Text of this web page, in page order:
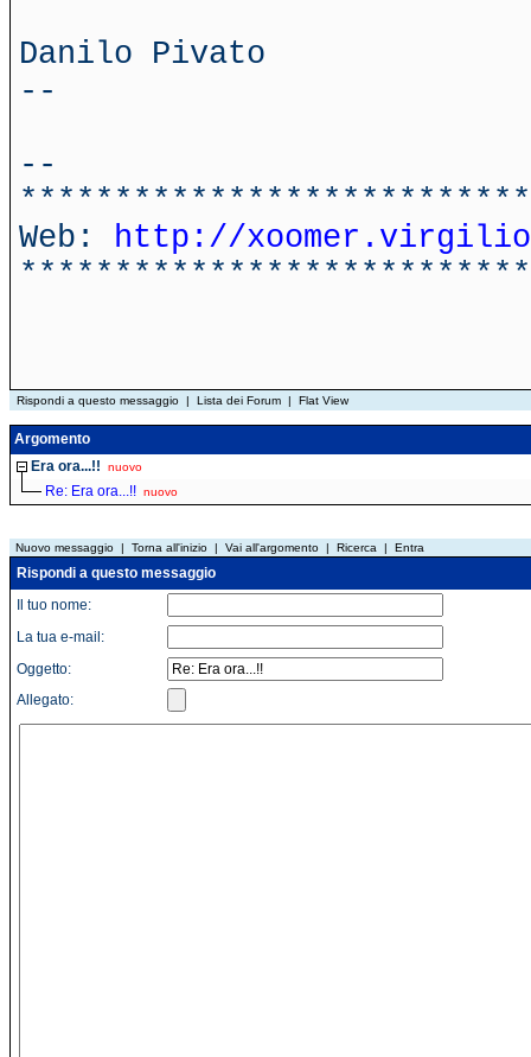
Danilo Pivato
--
--
Web: http://
Rispondi a questo messaggio | Lista dei Forum | Flat View
Argomento
Era ora...!!
nuovo
Re: Era ora...!! nuovo
Nuovo messaggio | Torna all'inizio | Vai all'argomento | Ricerca | Entra
Rispondi a questo messaggio
Il tuo nome:
La tua e-mail:
Oggetto:
Allegato: